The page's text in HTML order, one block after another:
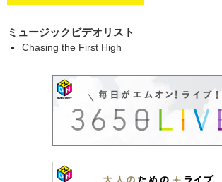
ミュージックビデオリスト
Chasing the First High